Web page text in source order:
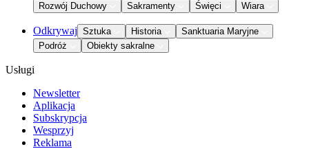
Rozwój Duchowy
Sakramenty Święci Wiara
Odkrywaj Sztuka Historia
Sanktuaria Maryjne
Podróż
Obiekty sakralne
Usługi
Newsletter
Aplikacja
Subskrypcja
Wesprzyj
Reklama